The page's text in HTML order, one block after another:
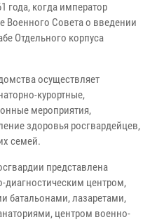
года, когда император
Военного Совета о введении
Отдельного корпуса
осуществляет
курортные,
мероприятия,
здоровья росгвардейцев,
семей.
представлена
центром,
батальонами, лазаретами,
центром военно-